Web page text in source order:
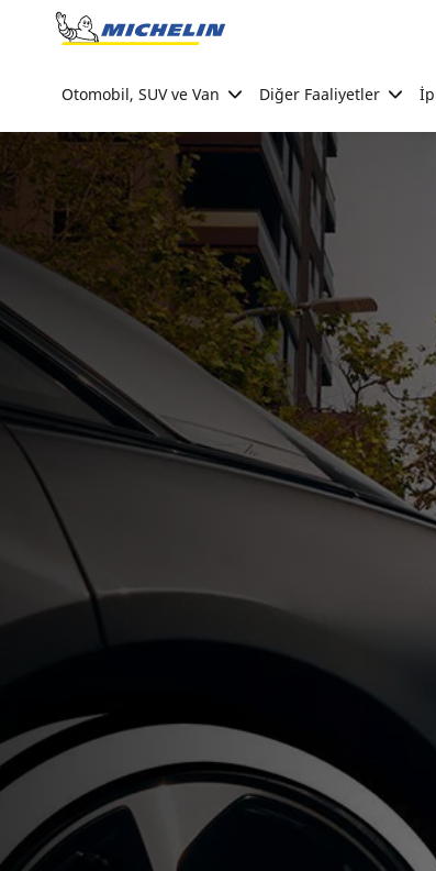
Go to page content
Otomobil, SUV ve Van Diğer Faaliyetler